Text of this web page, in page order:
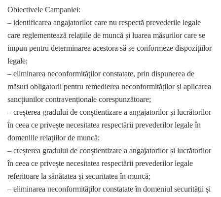
Obiectivele Campaniei:
– identificarea angajatorilor care nu respectă prevederile legale
care reglementează relațiile de muncă și luarea măsurilor care se
impun pentru determinarea acestora să se conformeze dispozițiilor
legale;
– eliminarea neconformităților constatate, prin dispunerea de
măsuri obligatorii pentru remedierea neconformităților și aplicarea
sancțiunilor contravenționale corespunzătoare;
– creșterea gradului de conștientizare a angajatorilor și lucrătorilor
în ceea ce privește necesitatea respectării prevederilor legale în
domeniile relațiilor de muncă;
– creșterea gradului de conștientizare a angajatorilor și lucrătorilor
în ceea ce privește necesitatea respectării prevederilor legale
referitoare la sănătatea și securitatea în muncă;
– eliminarea neconformităților constatate în domeniul securității și